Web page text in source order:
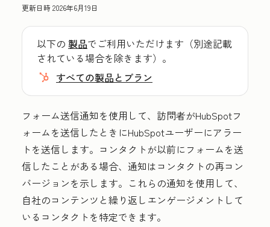
更新日時2026年6月19日
以下の 製品でご利用いただけます（別途記載
されている場合を除きます）。
すべての製品とプラン
フォーム送信通知を使用して、訪問者がHubSpotフ
ォームを送信したときにHubSpotユーザーにアラー
トを送信します。コンタクトが以前にフォームを送
信したことがある場合、通知はコンタクトの再コン
バージョンを示します。これらの通知を使用して、
自社のコンテンツと繰り返しエンゲージメントして
いるコンタクトを特定できます。